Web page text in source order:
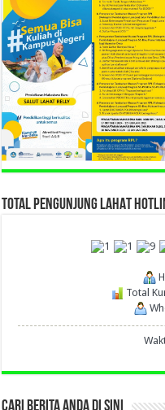
TOTAL PENGUNJUNG LAHAT
Total
CARI BERITA ANDA DI SINI